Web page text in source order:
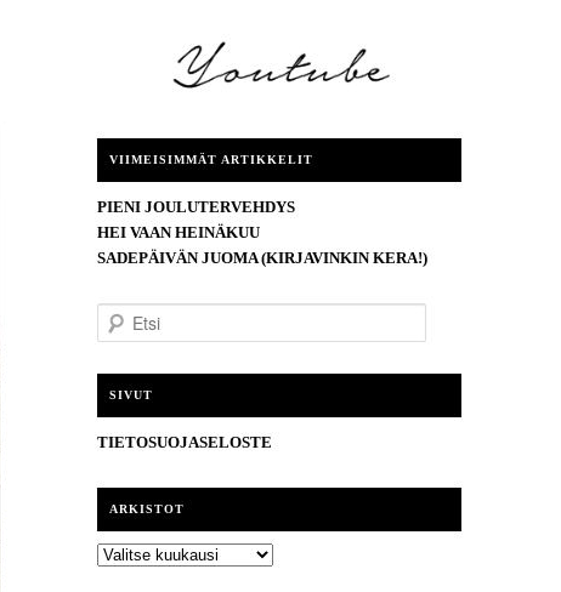
VIIMEISIMMÄT ARTIKKELIT
PIENI JOULUTERVEHDYS
HEI VAAN HEINÄKUU
SADEPÄIVÄN JUOMA (KIRJAVINKIN KERA!)
t
SIVUT
TIETOSUOJASELOSTE
ARKISTOT
ARKISTOT